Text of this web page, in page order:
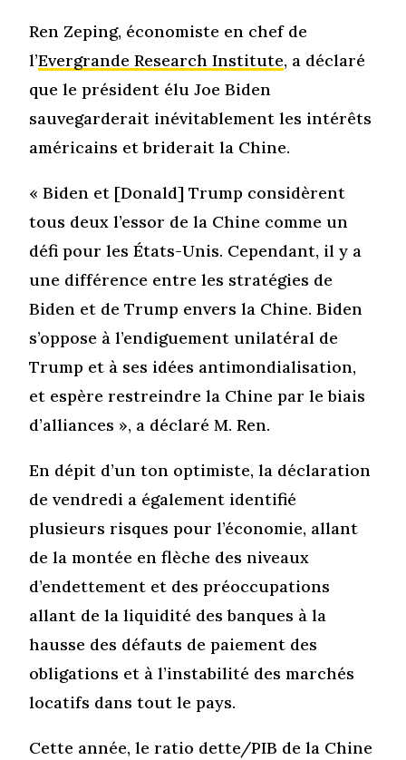
Ren Zeping, économiste en chef de
l’Evergrande Research Institute, a déclaré
que le président élu Joe Biden
sauvegarderait inévitablement les intérêts
américains et briderait la Chine.
« Biden et [Donald] Trump considèrent
tous deux l’essor de la Chine comme un
défi pour les États-Unis. Cependant, il y a
une différence entre les stratégies de
Biden et de Trump envers la Chine. Biden
s’oppose à l’endiguement unilatéral de
Trump et à ses idées antimondialisation,
et espère restreindre la Chine par le biais
d’alliances », a déclaré M. Ren.
En dépit d’un ton optimiste, la déclaration
de vendredi a également identifié
plusieurs risques pour l’économie, allant
de la montée en flèche des niveaux
d’endettement et des préoccupations
allant de la liquidité des banques à la
hausse des défauts de paiement des
obligations et à l’instabilité des marchés
locatifs dans tout le pays.
Cette année, le ratio dette/PIB de la Chine